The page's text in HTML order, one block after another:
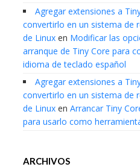
Agregar extensiones a
convertirlo en un sistema de
de Linux en Modificar las
arranque de Tiny Core para
idioma de teclado español
Agregar extensiones a
convertirlo en un sistema de
de Linux en Arrancar Tiny
para usarlo como
ARCHIVOS